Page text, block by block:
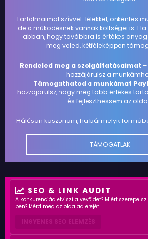
Tartalmaimat szívvel-lélekkel, önkéntes
de a működésnek vannak költségei is.
abban, hogy továbbra is értékes
meg veled, kétféleképpen
Rendeled meg a szolgáltatásaimat
hozzájárulsz a
Támogathatod a munkámat
hozzájárulsz, hogy még több értékes
és fejleszthessem az
Hálásan köszönöm, ha bármelyik
TÁMOGATLAK
SEO & LINK AUDIT
A konkurenciád elviszi a vevőidet? Miért
ben? Mérd meg az oldalad erejét!